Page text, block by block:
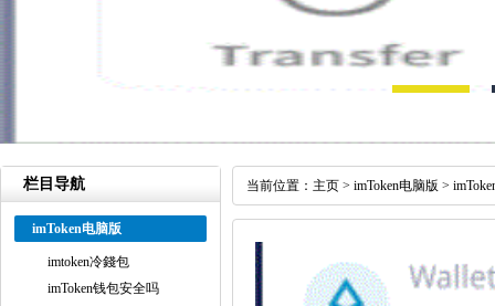
栏目导航
imToken电脑版
imtoken冷錢包
imToken钱包安全吗
当前位置： 主页 > imToken电脑版 >